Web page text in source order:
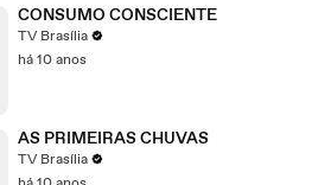
CONSUMO CONSCIENTE
TV Brasília
há 10 anos
AS PRIMEIRAS CHUVAS
TV Brasília